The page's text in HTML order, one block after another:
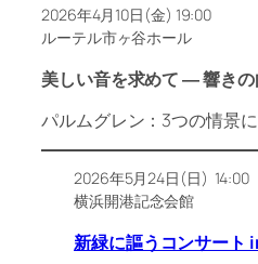
2026年4月10日(金) 19:00
ルーテル市ヶ谷ホール
美しい音を求めて ― 響きの
パルムグレン：3つの情景
2026年5月24日(日) 14:00
横浜開港記念会館
新緑に謳うコンサート